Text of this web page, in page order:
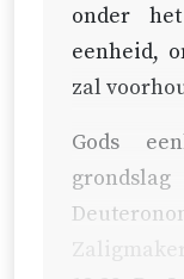
onder
eenheid,
zal
Gods